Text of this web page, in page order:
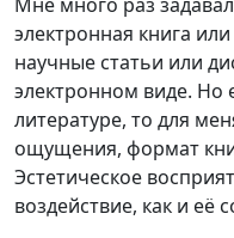
электронная книга
научные статьи или
электронном виде. Но
литературе, то для
ощущения, формат
Эстетическое
воздействие, как и её